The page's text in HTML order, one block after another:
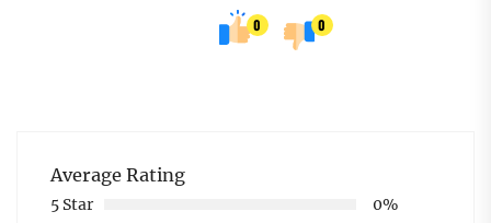
0 0
Average Rating
5 Star
0%